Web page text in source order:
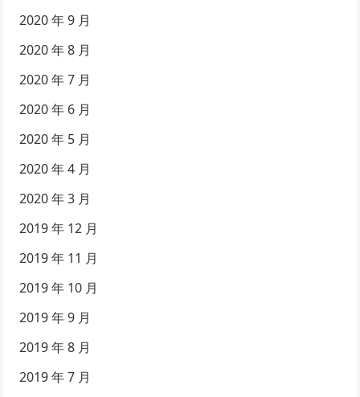
2020 年 9 月
2020 年 8 月
2020 年 7 月
2020 年 6 月
2020 年 5 月
2020 年 4 月
2020 年 3 月
2019 年 12 月
2019 年 11 月
2019 年 10 月
2019 年 9 月
2019 年 8 月
2019 年 7 月